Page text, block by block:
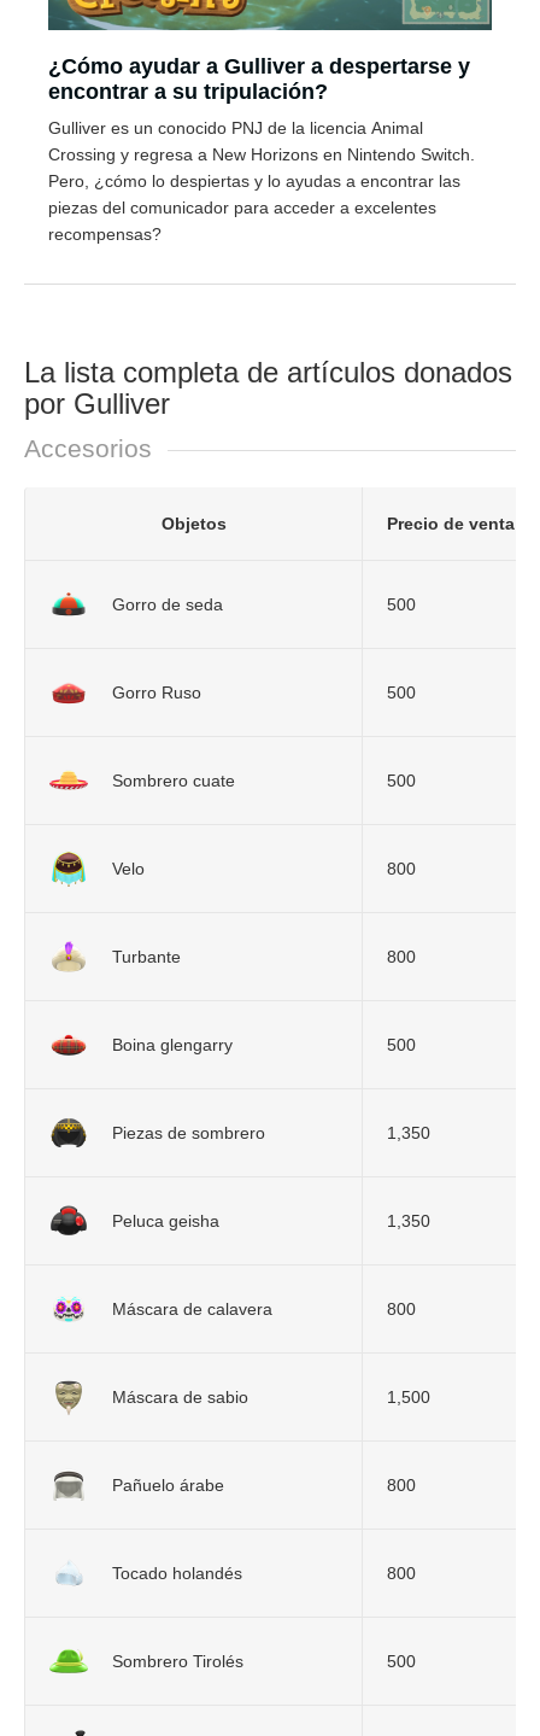
¿Cómo ayudar a Gulliver a despertarse y
encontrar a su tripulación?
Gulliver es un conocido PNJ de la licencia Animal
Crossing y regresa a New Horizons en Nintendo Switch.
Pero, ¿cómo lo despiertas y lo ayudas a encontrar las
piezas del comunicador para acceder a excelentes
recompensas?
La lista completa de artículos donados
por Gulliver
Accesorios
Objetos Precio de venta
Gorro de seda 500
Gorro Ruso 500
Sombrero cuate 500
Velo 800
Turbante 800
Boina glengarry 500
Piezas de sombrero 1,350
Peluca geisha 1,350
Máscara de calavera 800
Máscara de sabio 1,500
Pañuelo árabe 800
Tocado holandés 800
Sombrero Tirolés 500